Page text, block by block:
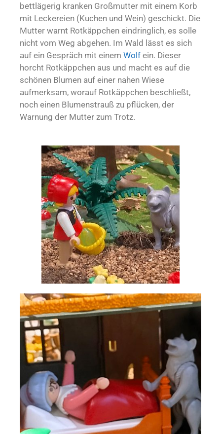
bettlägerig kranken Großmutter mit einem Korb
mit Leckereien (Kuchen und Wein) geschickt. Die
Mutter warnt Rotkäppchen eindringlich, es solle
nicht vom Weg abgehen. Im Wald lässt es sich
auf ein Gespräch mit einem Wolf ein. Dieser
horcht Rotkäppchen aus und macht es auf die
schönen Blumen auf einer nahen Wiese
aufmerksam, worauf Rotkäppchen beschließt,
noch einen Blumenstrauß zu pflücken, der
Warnung der Mutter zum Trotz.